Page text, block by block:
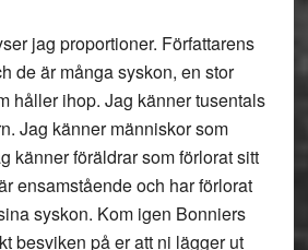
jag proportioner. Författarens
de är många syskon, en stor
håller ihop. Jag känner tusentals
Jag känner människor som
känner föräldrar som förlorat sitt
ensamstående och har förlorat
syskon. Kom igen Bonniers
besviken på er att ni lägger ut